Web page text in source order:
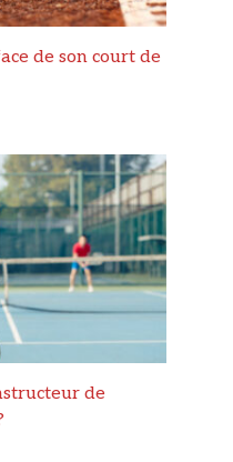
de son court de
de